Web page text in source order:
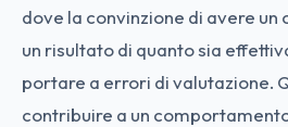
dove la convinzione di avere
un risultato di quanto sia
portare a errori di valutazione.
contribuire a un